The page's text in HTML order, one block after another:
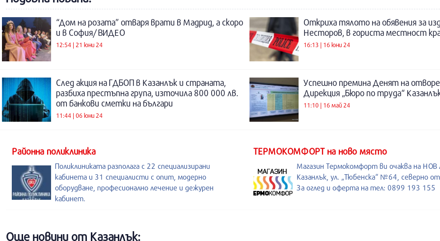
“Дом на розата” отваря врати в Мадрид, а скоро
и в София/ ВИДЕО
12:54 | 21 юни 24
Откриха тялото на обявения за
Несторов, в гориста местност
16:13 | 16 юни 24
След акция на ГДБОП в Казанлък и страната,
разбиха престъпна група, източила 800 000 лв.
от банкови сметки на българи
11:44 | 06 юни 24
Успешно премина Денят на
Дирекция „Бюро по труда“
11:10 | 16 май 24
Районна поликлиника
Поликлиниката разполага с 22 специализирани
кабинета и 31 специалисти с опит, модерно
оборудване, професионално лечение и дежурен
кабинет.
ТЕРМОКОМФОРТ на ново място
Магазин Термокомфорт ви очаква на
Казанлък, ул. „Тюбенска“ №64, северно
За оглед и оферта на тел: 0899 193 155
Още новини от Казанлък: